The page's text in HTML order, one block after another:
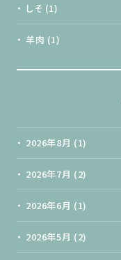
しそ (1)
羊肉 (1)
2026年8月 (1)
2026年7月 (2)
2026年6月 (1)
2026年5月 (2)